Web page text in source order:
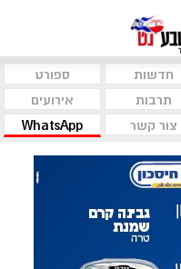
חדשות ספורט
תרבות אירועים
צור קשר WhatsApp